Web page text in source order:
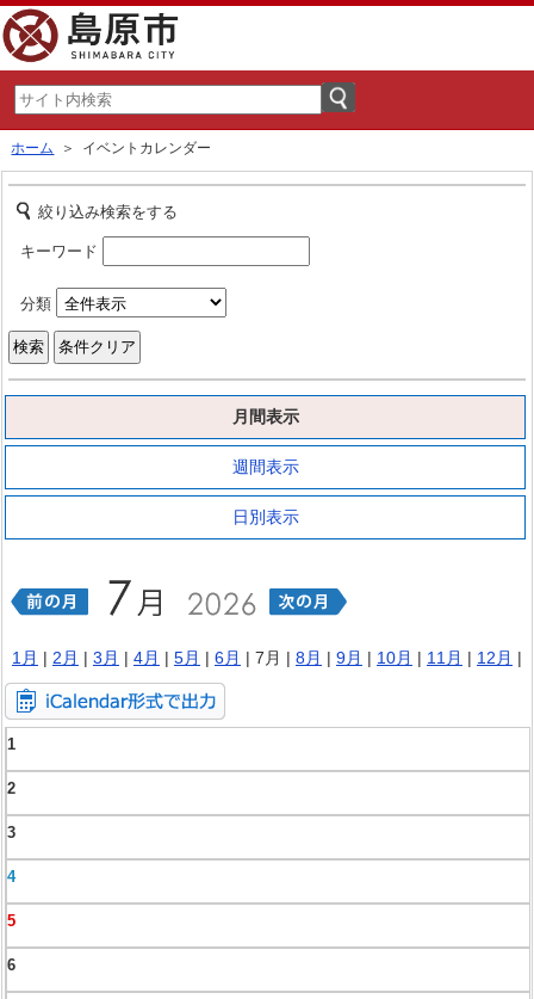
ホーム ＞ イベントカレンダー
絞り込み検索をする
キーワード
分類
月間表示
週間表示
日別表示
1月 | 2月 | 3月 | 4月 | 5月 | 6月 | 7月 | 8月 | 9月 | 10月 | 11月 | 12月 |
1
2
3
4
5
6